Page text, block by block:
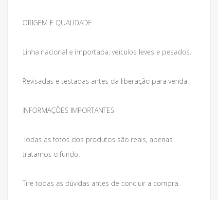
ORIGEM E QUALIDADE
Linha nacional e importada, veículos leves e pesados.
Revisadas e testadas antes da liberação para venda.
INFORMAÇÕES IMPORTANTES
Todas as fotos dos produtos são reais, apenas
tratamos o fundo.
Tire todas as dúvidas antes de concluir a compra.